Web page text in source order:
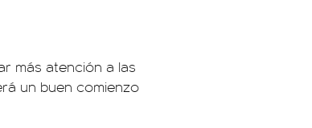
más atención a las
un buen comienzo